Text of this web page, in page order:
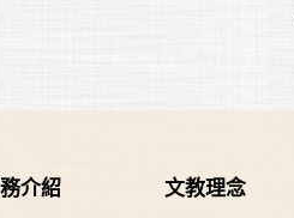
介紹 文教理念